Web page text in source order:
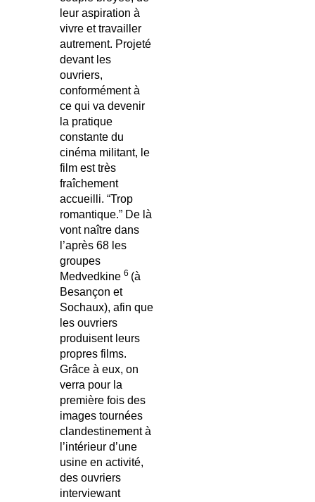
leur aspiration à
vivre et travailler
autrement. Projeté
devant les
ouvriers,
conformément à
ce qui va devenir
la pratique
constante du
cinéma militant, le
film est très
fraîchement
accueilli. “Trop
romantique.” De là
vont naître dans
l’après 68 les
groupes
Medvedkine 6 (à
Besançon et
Sochaux), afin que
les ouvriers
produisent leurs
propres films.
Grâce à eux, on
verra pour la
première fois des
images tournées
clandestinement à
l’intérieur d’une
usine en activité,
des ouvriers
interviewant